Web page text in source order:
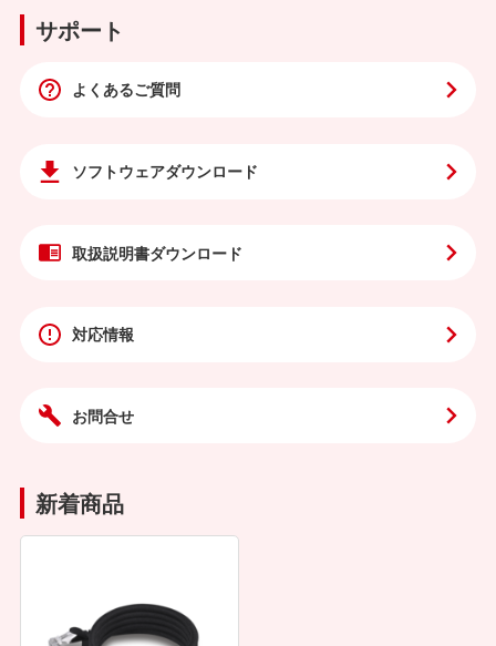
サポート
よくあるご質問
ソフトウェアダウンロード
取扱説明書ダウンロード
対応情報
お問合せ
新着商品